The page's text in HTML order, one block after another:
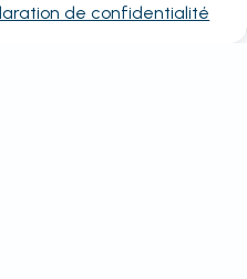
de confidentialité